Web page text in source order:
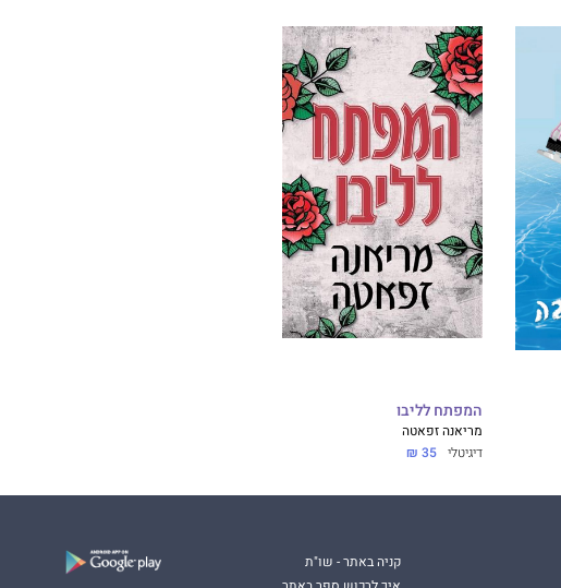
המפתח לליבו
מריאנה זפאטה
דיגיטלי 35 ₪
קניה באתר - שו"ת